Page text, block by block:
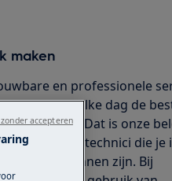
maken
en professionele
dat wij elke dag de
leveren. Dat is onze
vakkundige technici die je
dienst kunnen zijn. Bij
accepteren